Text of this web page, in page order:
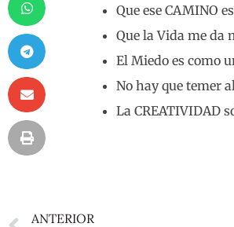
Que ese CAMINO
Que la Vida me da
El Miedo es como
No hay que temer
La CREATIVIDAD
ANTERIOR